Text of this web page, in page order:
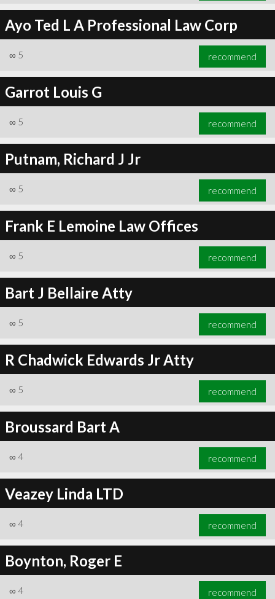
Ayo Ted L A Professional Law Corp
∞ 5 recommend
Garrot Louis G
∞ 5 recommend
Putnam, Richard J Jr
∞ 5 recommend
Frank E Lemoine Law Offices
∞ 5 recommend
Bart J Bellaire Atty
∞ 5 recommend
R Chadwick Edwards Jr Atty
∞ 5 recommend
Broussard Bart A
∞ 4 recommend
Veazey Linda LTD
∞ 4 recommend
Boynton, Roger E
∞ 4 recommend